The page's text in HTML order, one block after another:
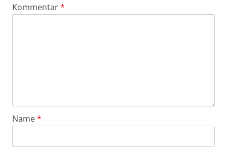
Kommentar*
Name*